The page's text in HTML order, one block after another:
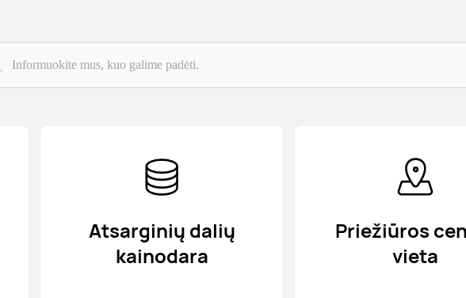
Atsarginių dalių
kainodara
Priežiūros
vieta